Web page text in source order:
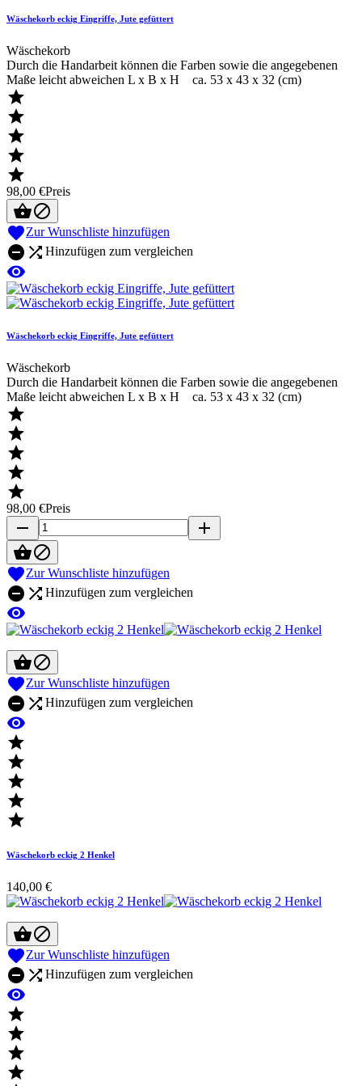
Wäschekorb eckig Eingriffe, Jute gefüttert
Wäschekorb
Durch die Handarbeit können die Farben sowie die angegebenen
Maße leicht abweichen L x B x H ca. 53 x 43 x 32 (cm)





98,00 €Preis

Zur Wunschliste hinzufügen
  Hinzufügen zum vergleichen

Wäschekorb eckig Eingriffe, Jute gefüttert
Wäschekorb
Durch die Handarbeit können die Farben sowie die angegebenen
Maße leicht abweichen L x B x H ca. 53 x 43 x 32 (cm)





98,00 €Preis
remove
add

Zur Wunschliste hinzufügen
  Hinzufügen zum vergleichen


Zur Wunschliste hinzufügen
  Hinzufügen zum vergleichen






Wäschekorb eckig 2 Henkel
140,00 €

Zur Wunschliste hinzufügen
  Hinzufügen zum vergleichen




